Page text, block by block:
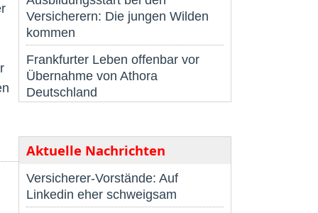
Versicherern: Die jungen Wilden
kommen
Frankfurter Leben offenbar vor
Übernahme von Athora
Deutschland
Aktuelle Nachrichten
Versicherer-Vorstände: Auf
Linkedin eher schweigsam